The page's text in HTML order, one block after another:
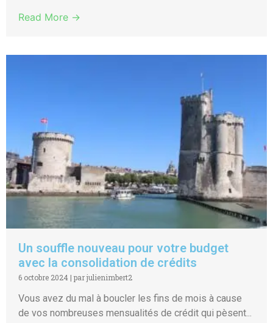
Read More →
Un souffle nouveau pour votre budget
avec la consolidation de crédits
6 octobre 2024 | par julienimbert2
Vous avez du mal à boucler les fins de mois à cause
de vos nombreuses mensualités de crédit qui pèsent...